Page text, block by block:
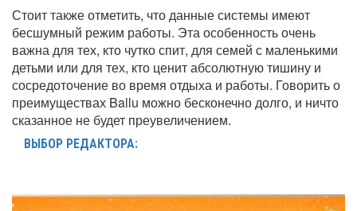
Стоит также отметить, что данные системы имеют
бесшумный режим работы. Эта особенность очень
важна для тех, кто чутко спит, для семей с маленькими
детьми или для тех, кто ценит абсолютную тишину и
сосредоточение во время отдыха и работы. Говорить о
преимуществах Ballu можно бесконечно долго, и ничто
сказанное не будет преувеличением.
ВЫБОР РЕДАКТОРА: